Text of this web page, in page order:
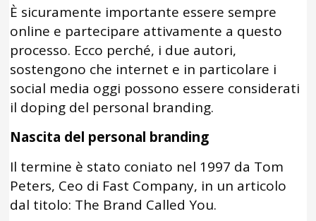
È sicuramente importante essere sempre
online e partecipare attivamente a questo
processo. Ecco perché, i due autori,
sostengono che internet e in particolare i
social media oggi possono essere considerati
il doping del personal branding.
Nascita del personal branding
Il termine è stato coniato nel 1997 da Tom
Peters, Ceo di Fast Company, in un articolo
dal titolo: The Brand Called You.